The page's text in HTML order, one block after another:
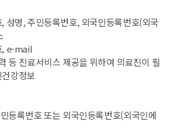
성명, 주민등록번호, 외국인등록번호(외국
, e-mail
등 진료서비스 제공을 위하여 의료진이 필
강정보
등록번호 또는 외국인등록번호(외국인에